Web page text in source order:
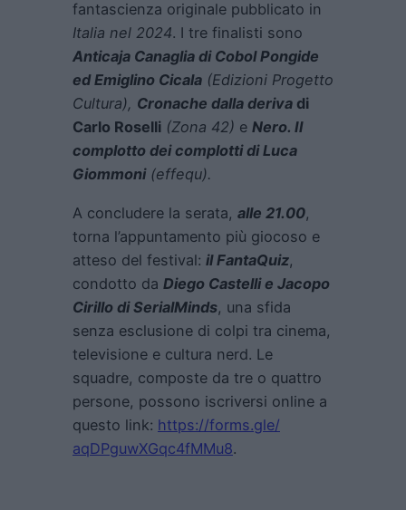
fantascienza originale pubblicato in
Italia nel 2024. I tre finalisti sono
Anticaja Canaglia di Cobol Pongide
ed Emiglino Cicala (Edizioni Progetto
Cultura), Cronache dalla deriva di
Carlo Roselli (Zona 42) e Nero. Il
complotto dei complotti di Luca
Giommoni(effequ).
A concludere la serata, alle 21.00,
torna l’appuntamento più giocoso e
atteso del festival: il FantaQuiz,
condotto da Diego Castelli e Jacopo
Cirillo di SerialMinds, una sfida
senza esclusione di colpi tra cinema,
televisione e cultura nerd. Le
squadre, composte da tre o quattro
persone, possono iscriversi online a
questo link: https://forms.gle/
aqDPguwXGqc4fMMu8.